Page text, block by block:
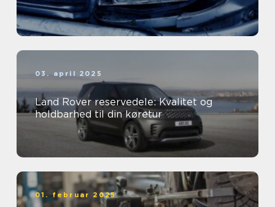
03. april 2025
Land Rover reservedele: Kvalitet og
holdbarhed til din køretur
01. februar 2025